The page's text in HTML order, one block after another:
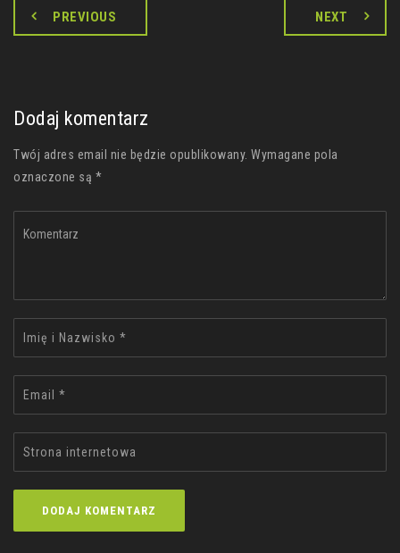
PREVIOUS NEXT
Dodaj komentarz
Twój adres email nie będzie opublikowany. Wymagane pola
oznaczone są *